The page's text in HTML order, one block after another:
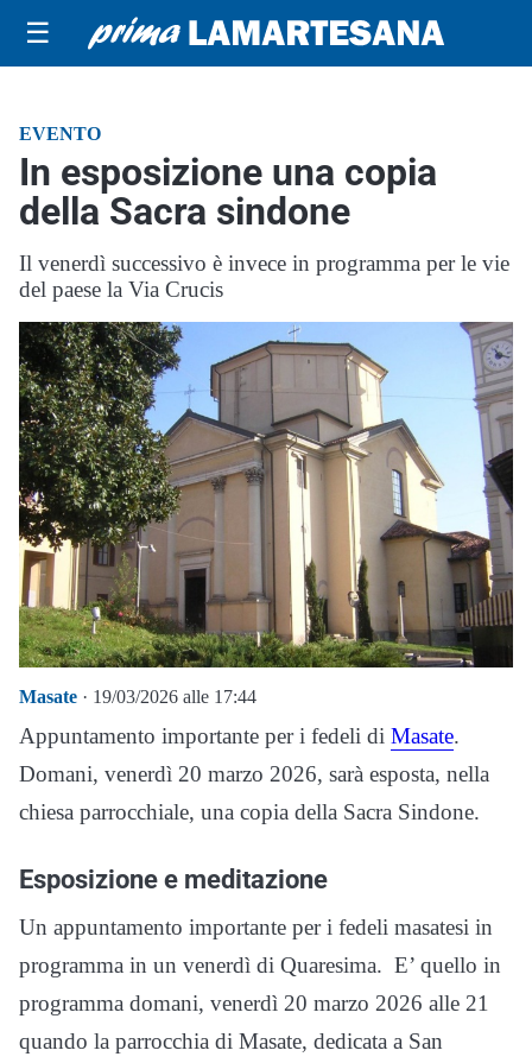
☰
EVENTO
In esposizione una copia
della Sacra sindone
Il venerdì successivo è invece in programma per le vie
del paese la Via Crucis
Masate · 19/03/2026 alle 17:44
Appuntamento importante per i fedeli di Masate.
Domani, venerdì 20 marzo 2026, sarà esposta, nella
chiesa parrocchiale, una copia della Sacra Sindone.
Esposizione e meditazione
Un appuntamento importante per i fedeli masatesi in
programma in un venerdì di Quaresima. E’ quello in
programma domani, venerdì 20 marzo 2026 alle 21
quando la parrocchia di Masate, dedicata a San